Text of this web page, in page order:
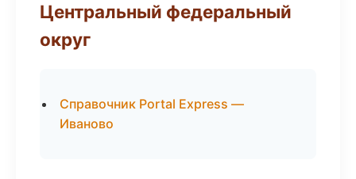
Центральный федеральный
округ
Справочник Portal Express —
Иваново